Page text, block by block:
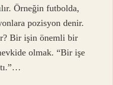
Örneğin futbolda,
pozisyon denir.
Bir işin önemli bir
olmak. “Bir işe